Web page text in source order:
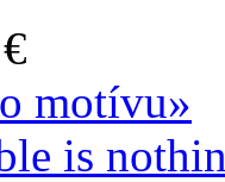
motívu»
is nothin